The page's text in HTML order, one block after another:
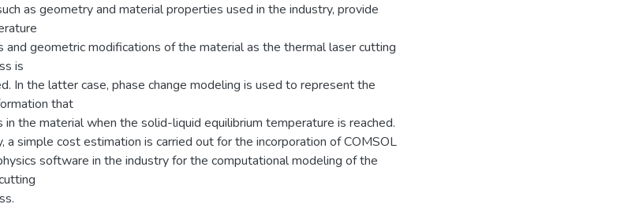
as geometry and material properties used in the industry, provide
and geometric modifications of the material as the thermal laser cutting
is
In the latter case, phase change modeling is used to represent the
that
in the material when the solid-liquid equilibrium temperature is reached.
a simple cost estimation is carried out for the incorporation of COMSOL
software in the industry for the computational modeling of the